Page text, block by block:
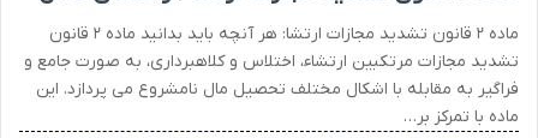
ماده ۲ قانون تشدید مجازات ارتشا: هر آنچه باید بدانید ماده ۲ قانون
تشدید مجازات مرتکبین ارتشاء، اختلاس و کلاهبرداری، به صورت جامع و
فراگیر به مقابله با اشکال مختلف تحصیل مال نامشروع می پردازد. این
ماده با تمرکز بر…